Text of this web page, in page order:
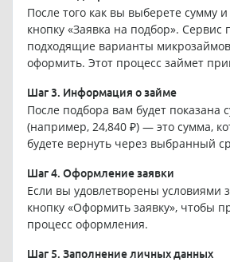
После того как вы выберете сумму
кнопку «Заявка на подбор». Сервис
подходящие варианты
оформить. Этот процесс займет
Шаг 3. Информация о займе
После подбора вам будет показана
(например, 24,840 ₽) — это сумма,
будете вернуть через выбранный
Шаг 4. Оформление заявки
Если вы удовлетворены условиями
кнопку «Оформить заявку», чтобы
процесс оформления.
Шаг 5. Заполнение личных данных